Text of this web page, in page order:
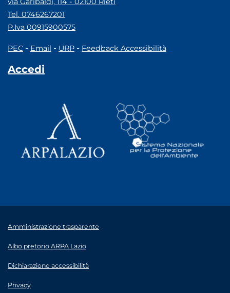
Tel. 0746267201
P.Iva 00915900575
PEC - Email - URP - Feedback Accessibilità
Accedi
Amministrazione trasparente
Albo pretorio ARPA Lazio
Dichiarazione accessibilità
Privacy